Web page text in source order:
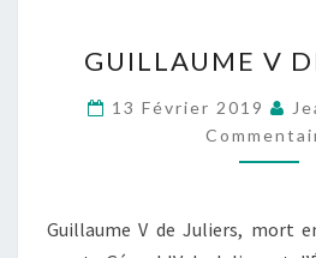
V
DE
GUILLAUME V
13 Février 2019
Guillaume V de Juliers, mort